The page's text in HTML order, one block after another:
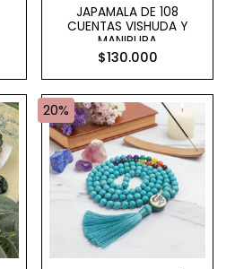
JAPAMALA DE 108
CUENTAS VISHUDA Y
MANIPURA
$130.000
20%